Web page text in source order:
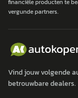
financiële producten te
vergunde partners.
Vind jouw volgende
betrouwbare dealers.